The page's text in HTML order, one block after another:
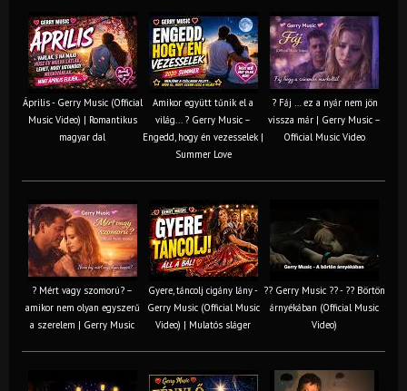
Április - Gerry Music (Official
Music Video) | Romantikus
magyar dal
Amikor együtt tűnik el a
világ... ? Gerry Music –
Engedd, hogy én vezesselek |
Summer Love
? Fáj … ez a nyár nem jön
vissza már | Gerry Music –
Official Music Video
? Mért vagy szomorú? –
amikor nem olyan egyszerű
a szerelem | Gerry Music
Gyere, táncolj cigány lány -
Gerry Music (Official Music
Video) | Mulatós sláger
?? Gerry Music ?? - ?? Börtön
árnyékában (Official Music
Video)